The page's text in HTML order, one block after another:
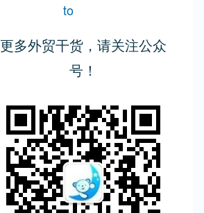
to
更多外贸干货，请关注公众
号！